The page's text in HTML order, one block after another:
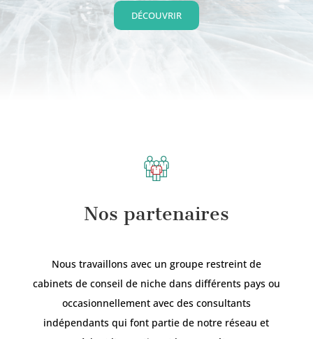
DÉCOUVRIR
Nos partenaires
Nous travaillons avec un groupe restreint de
cabinets de conseil de niche dans différents pays ou
occasionnellement avec des consultants
indépendants qui font partie de notre réseau et